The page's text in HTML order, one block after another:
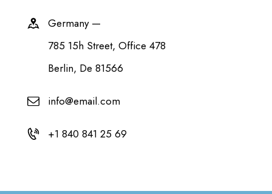
Germany —
785 15h Street, Office 478
Berlin, De 81566
info@email.com
+1 840 841 25 69